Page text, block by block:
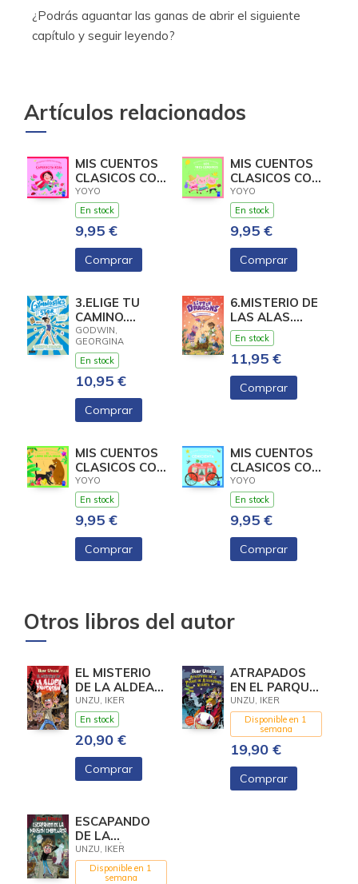
¿Podrás aguantar las ganas de abrir el siguiente
capítulo y seguir leyendo?
Artículos relacionados
MIS CUENTOS
CLASICOS CON
TEXTURAS.
CAPERUCITA
ROJA
YOYO
En stock
9,95 €
Comprar
MIS CUENTOS
CLASICOS CON
TEXTURAS.
LOS TRES
CERDIT
YOYO
En stock
9,95 €
Comprar
3.ELIGE TU
CAMINO.
(GYMNASTICS
STAR)
GODWIN,
GEORGINA
En stock
10,95 €
Comprar
6.MISTERIO DE
LAS ALAS.
(LITTLE
DRAGONS)
En stock
11,95 €
Comprar
MIS CUENTOS
CLASICOS CON
TEXTURAS. EL
LIBRO DE LA
YOYO
En stock
9,95 €
Comprar
MIS CUENTOS
CLASICOS CON
TEXTURAS.
CENICIENTA
YOYO
En stock
9,95 €
Comprar
Otros libros del autor
EL MISTERIO
DE LA ALDEA
FANTASMA
UNZU, IKER
En stock
20,90 €
Comprar
ATRAPADOS
EN EL PARQUE
DE
ATRACCIONES
MALDITO
UNZU, IKER
Disponible en 1
semana
19,90 €
Comprar
ESCAPANDO
DE LA
MANSIÓN
EMBRUJADA
UNZU, IKER
Disponible en 1
semana